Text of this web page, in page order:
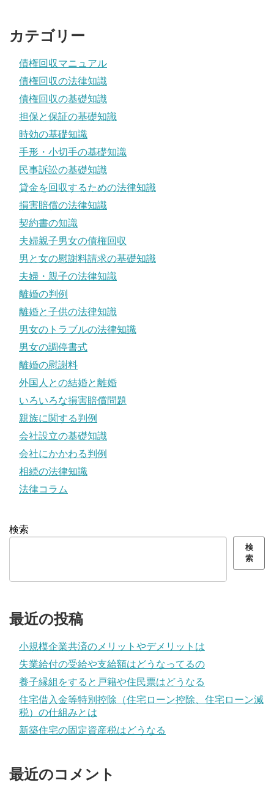
カテゴリー
債権回収マニュアル
債権回収の法律知識
債権回収の基礎知識
担保と保証の基礎知識
時効の基礎知識
手形・小切手の基礎知識
民事訴訟の基礎知識
貸金を回収するための法律知識
損害賠償の法律知識
契約書の知識
夫婦親子男女の債権回収
男と女の慰謝料請求の基礎知識
夫婦・親子の法律知識
離婚の判例
離婚と子供の法律知識
男女のトラブルの法律知識
男女の調停書式
離婚の慰謝料
外国人との結婚と離婚
いろいろな損害賠償問題
親族に関する判例
会社設立の基礎知識
会社にかかわる判例
相続の法律知識
法律コラム
検索
検
索
最近の投稿
小規模企業共済のメリットやデメリットは
失業給付の受給や支給額はどうなってるの
養子縁組をすると戸籍や住民票はどうなる
住宅借入金等特別控除（住宅ローン控除、住宅ローン減
税）の仕組みとは
新築住宅の固定資産税はどうなる
最近のコメント